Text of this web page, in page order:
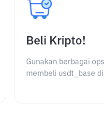
Beli Kripto!
Gunakan berbagai
membeli usdt_base